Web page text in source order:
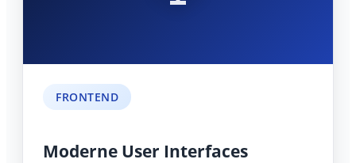
FRONTEND
Moderne User Interfaces